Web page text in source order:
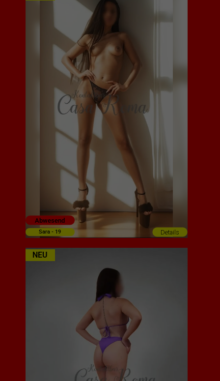
Sara - 19
Abwesend
Details
NEU